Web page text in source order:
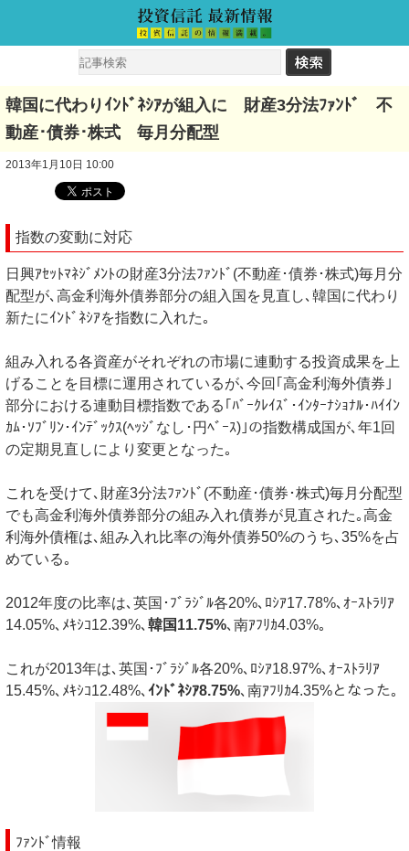
韓国に代わりｲﾝﾄﾞﾈｼｱが組入に 財産3分法ﾌｧﾝﾄﾞ 不
動産･債券･株式 毎月分配型
2013年1月10日 10:00
指数の変動に対応
日興ｱｾｯﾄﾏﾈｼﾞﾒﾝﾄの財産3分法ﾌｧﾝﾄﾞ(不動産･債券･株式)毎月分
配型が､高金利海外債券部分の組入国を見直し､韓国に代わり
新たにｲﾝﾄﾞﾈｼｱを指数に入れた｡
組み入れる各資産がそれぞれの市場に連動する投資成果を上
げることを目標に運用されているが､今回｢高金利海外債券｣
部分における連動目標指数である｢ﾊﾞｰｸﾚｲｽﾞ･ｲﾝﾀｰﾅｼｮﾅﾙ･ﾊｲｲﾝ
ｶﾑ･ｿﾌﾞﾘﾝ･ｲﾝﾃﾞｯｸｽ(ﾍｯｼﾞなし･円ﾍﾞｰｽ)｣の指数構成国が､年1回
の定期見直しにより変更となった｡
これを受けて､財産3分法ﾌｧﾝﾄﾞ(不動産･債券･株式)毎月分配型
でも高金利海外債券部分の組み入れ債券が見直された｡高金
利海外債権は､組み入れ比率の海外債券50%のうち､35%を占
めている｡
2012年度の比率は､英国･ﾌﾞﾗｼﾞﾙ各20%､ﾛｼｱ17.78%､ｵｰｽﾄﾗﾘｱ
14.05%､ﾒｷｼｺ12.39%､ 韓国11.75%､南ｱﾌﾘｶ4.03%｡
これが2013年は､英国･ﾌﾞﾗｼﾞﾙ各20%､ﾛｼｱ18.97%､ｵｰｽﾄﾗﾘｱ
15.45%､ﾒｷｼｺ12.48%､ ｲﾝﾄﾞﾈｼｱ8.75%､南ｱﾌﾘｶ4.35%となった｡
ﾌｧﾝﾄﾞ情報